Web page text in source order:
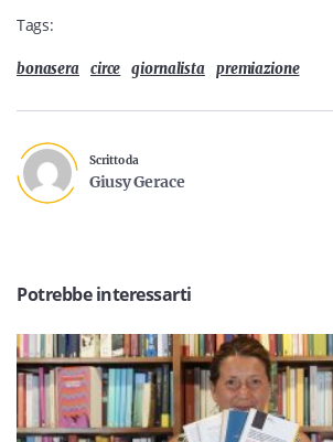
Tags:
bonasera circe giornalista premiazione
Scritto da
Giusy Gerace
Potrebbe interessarti